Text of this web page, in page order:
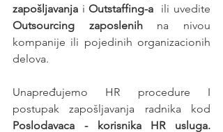
zapošljavanja i Outstaffing-a
Outsourcing zaposlenih na nivou
kompanije ili pojedinih organizacionih
delova.
Unapređujemo HR procedure I